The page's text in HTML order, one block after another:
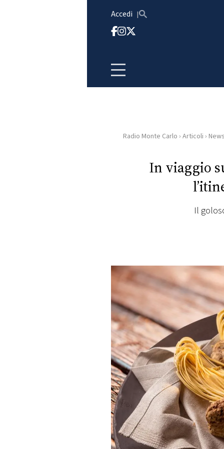
Accedi
HOME
NEWS
FOTO
CONCORSI
EVENTI
VIDEO
TV
PRINCIPATO
Radio Monte Carlo › Articoli ›
In viaggio
Il